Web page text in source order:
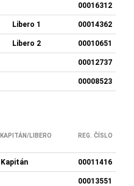
00016312
Libero 1 00014362
Libero 2 00010651
00012737
00008523
KAPITÁN/LIBERO REG. ČÍSLO
Kapitán 00011416
00013551